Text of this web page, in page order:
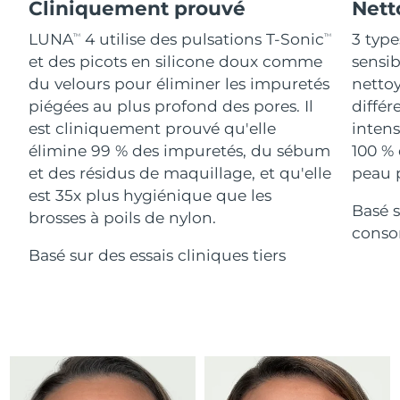
Cliniquement prouvé
LUNATM 4 utilise des pulsations T-SonicTM
et des picots en silicone doux comme
du velours pour éliminer les impuretés
piégées au plus profond des pores. Il
est cliniquement prouvé qu'elle
élimine 99 % des impuretés, du sébum
et des résidus de maquillage, et qu'elle
est 35x plus hygiénique que les
brosses à poils de nylon.
Basé sur des essais cliniques tiers
3
100
peau
Basé
For healthy hair
18% PAP
Acheter tout
FOREO APP
À PROPROS
Israël
Italie Livraison estimée 10/8/26
Japon Livraison estimée 13/8/26
Jersey Livraison estimée15/8/26
Kazakhstan Livraison estimée
10/8/26
Lituanie Livraison estimée10/8/26